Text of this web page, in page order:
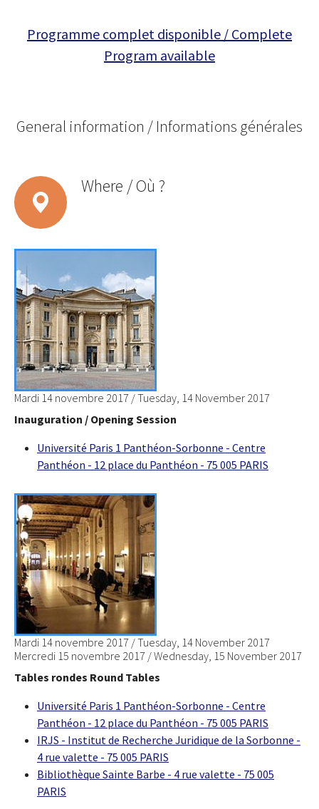
Programme complet disponible / Complete
Program available
General information / Informations générales
Where / Où ?
Mardi 14 novembre 2017 / Tuesday, 14 November 2017
Inauguration / Opening Session
Université Paris 1 Panthéon-Sorbonne - Centre
Panthéon - 12 place du Panthéon - 75 005 PARIS
Mardi 14 novembre 2017 / Tuesday, 14 November 2017
Mercredi 15 novembre 2017 / Wednesday, 15 November 2017
Tables rondes Round Tables
Université Paris 1 Panthéon-Sorbonne - Centre
Panthéon - 12 place du Panthéon - 75 005 PARIS
IRJS - Institut de Recherche Juridique de la Sorbonne -
4 rue valette - 75 005 PARIS
Bibliothèque Sainte Barbe - 4 rue valette - 75 005
PARIS